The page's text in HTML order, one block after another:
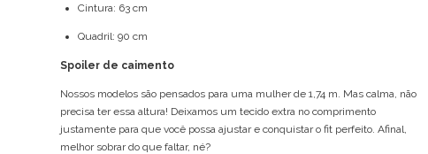
Cintura: 63 cm
Quadril: 90 cm
Spoiler de caimento
Nossos modelos são pensados para uma mulher de 1,74 m. Mas calma, não
precisa ter essa altura! Deixamos um tecido extra no comprimento
justamente para que você possa ajustar e conquistar o fit perfeito. Afinal,
melhor sobrar do que faltar, né?